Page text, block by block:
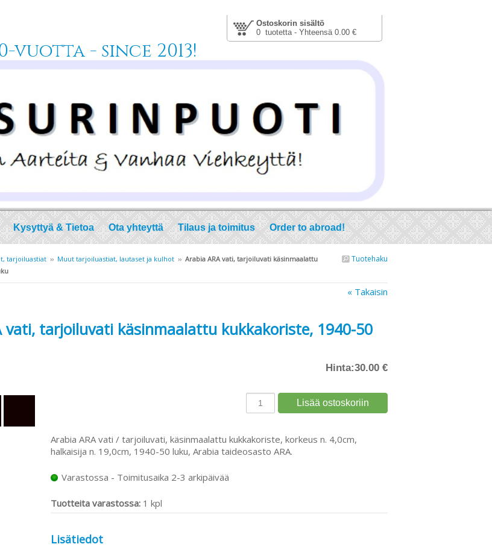
Ostoskorin sisältö
0 tuotetta - Yhteensä 0.00 €
- since 2013!
Kysyttyä & Tietoa Ota yhteyttä Tilaus ja toimitus Order to abroad!
Tuotehaku
tarjoiluastiat ›› Muut tarjoiluastiat, lautaset ja kulhot ›› Arabia ARA vati, tarjoiluvati käsinmaalattu
« Takaisin
vati, tarjoiluvati käsinmaalattu kukkakoriste, 1940-50
Hinta:30.00 €
Arabia ARA vati / tarjoiluvati, käsinmaalattu kukkakoriste, korkeus n. 4,0cm,
halkaisija n. 19,0cm, 1940-50 luku, Arabia taideosasto ARA.
Varastossa - Toimitusaika 2-3 arkipäivää
Tuotteita varastossa: 1 kpl
Lisätiedot